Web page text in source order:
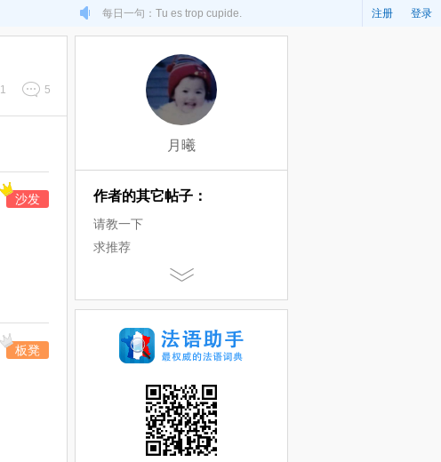
注册 登录
每日一句：Tu es trop cupide.
1 5
沙发
板凳
月曦
作者的其它帖子：
请教一下
求推荐
怎么才能用法语输入呢